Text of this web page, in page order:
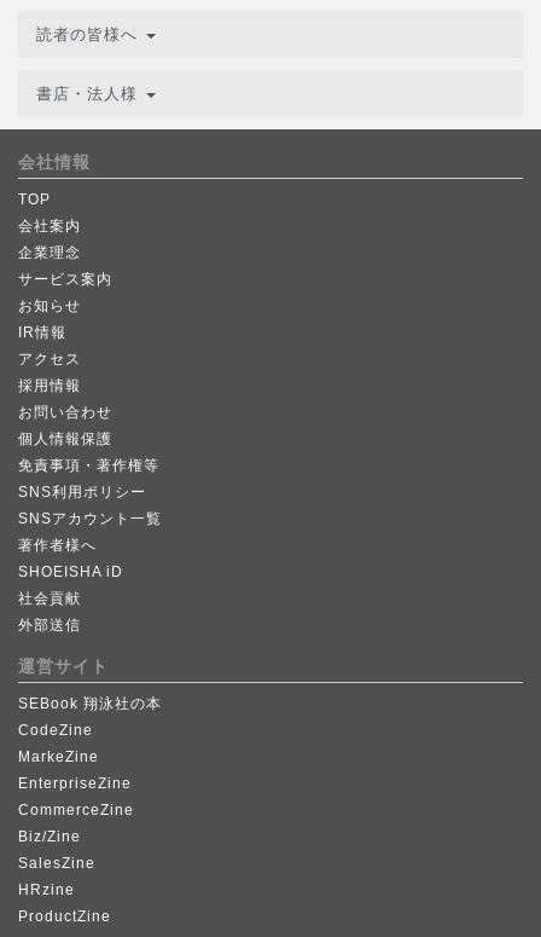
読者の皆様へ
書店・法人様
会社情報
TOP
会社案内
企業理念
サービス案内
お知らせ
IR情報
アクセス
採用情報
お問い合わせ
個人情報保護
免責事項・著作権等
SNS利用ポリシー
SNSアカウント一覧
著作者様へ
SHOEISHA iD
社会貢献
外部送信
運営サイト
SEBook 翔泳社の本
CodeZine
MarkeZine
EnterpriseZine
CommerceZine
Biz/Zine
SalesZine
HRzine
ProductZine